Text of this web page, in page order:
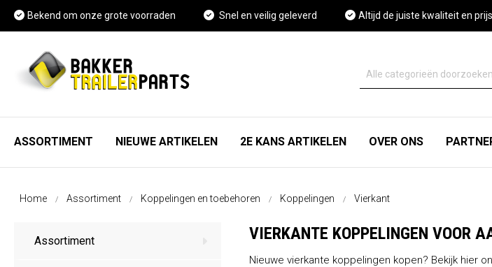
Bekend om onze grote voorraden Snel en veilig geleverd Altijd de juiste kwaliteit en
ASSORTIMENT NIEUWE ARTIKELEN 2E KANS ARTIKELEN OVER ONS
As, wiel en rem onderdelen
FAQ
Home Assortiment Koppelingen en toebehoren Koppelingen Vierkant
Assortiment VIERKANTE KOPPELINGEN VOOR
Nieuwe vierkante koppelingen kopen? Bekijk hier